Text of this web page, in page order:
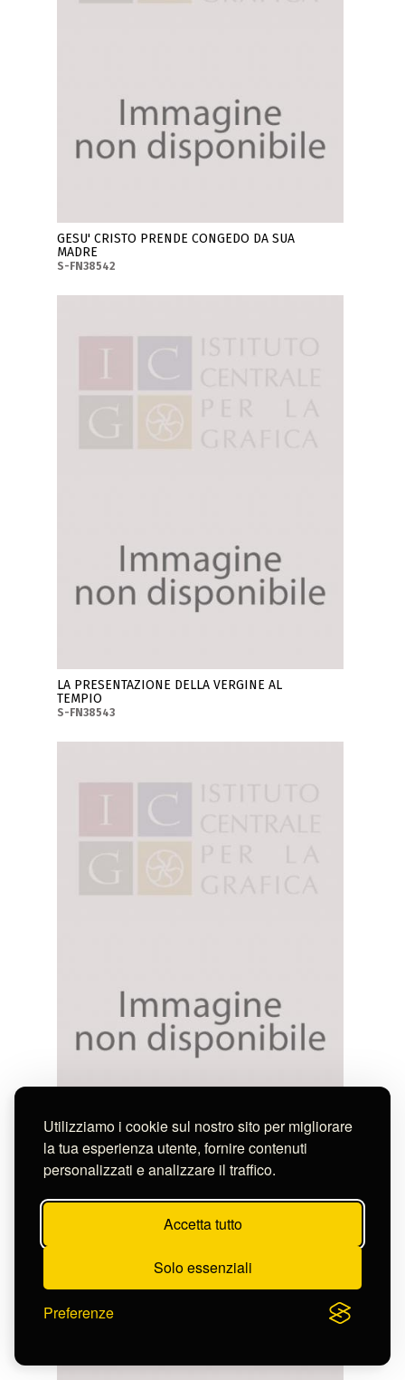
Utilizziamo i cookie sul nostro sito per migliorare
la tua esperienza utente, fornire contenuti
personalizzati e analizzare il traffico.
Accetta tutto
Solo essenziali
Preferenze
GESU' CRISTO PRENDE CONGEDO DA SUA
MADRE
S-FN38542
LA PRESENTAZIONE DELLA VERGINE AL
TEMPIO
S-FN38543
LA NASCITA DELLA VERGINE
S-FN38544